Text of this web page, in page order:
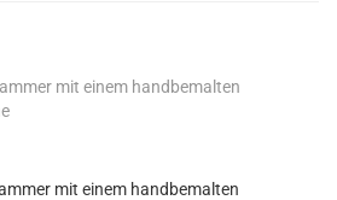
mit einem handbemalten